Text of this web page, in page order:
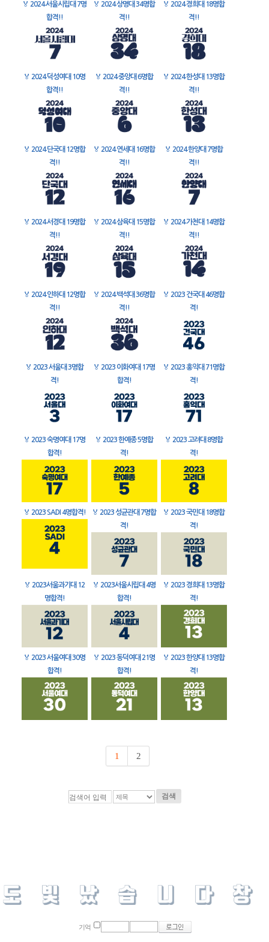
🏅 2024 서울시립대 7명
합격!!
🏅 2024 상명대 34명합
격!!
🏅 2024 경희대 18명합
격!!
🏅 2024 덕성여대 10명
합격!!
🏅 2024 중앙대 6명합
격!!
🏅 2024 한성대 13명합
격!!
🏅 2024 단국대 12명합
격!!
🏅 2024 연세대 16명합
격!!
🏅 2024 한양대 7명합
격!!
🏅 2024 서경대 19명합
격!!
🏅 2024 삼육대 15명합
격!!
🏅 2024 가천대 14명합
격!!
🏅 2024 인하대 12명합
격!!
🏅 2024 백석대 36명합
격!!
🏅 2023 건국대 46명합
격!
🏅 2023 서울대 3명합
격!
🏅 2023 이화여대 17명
합격!
🏅 2023 홍익대 71명합
격!
🏅 2023 숙명여대 17명
합격!
🏅 2023 한예종 5명합
격!
🏅 2023 고려대 8명합
격!
🏅 2023 SADI 4명합격! 🏅 2023 성균관대 7명합
격!
🏅 2023 국민대 18명합
격!
🏅 2023서울과기대 12
명합격!
🏅 2023서울시립대 4명
합격!
🏅 2023 경희대 13명합
격!
🏅 2023 서울여대 30명
합격!
🏅 2023 동덕여대 21명
합격!
🏅 2023 한양대 13명합
격!
1 2
검색
기억